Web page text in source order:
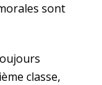
sont
classe,